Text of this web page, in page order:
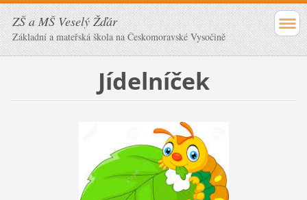
ZŠ a MŠ Veselý Žďár
Základní a mateřská škola na Českomoravské Vysočině
Jídelníček